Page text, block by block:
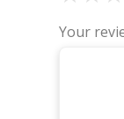
Your